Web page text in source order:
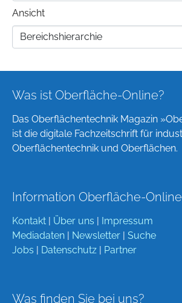
Ansicht
Was ist Oberfläche-Online?
Das Oberflächentechnik Magazin
ist die digitale Fachzeitschrift für
Oberflächentechnik und Oberflächen.
Information Oberfläche-Online
Kontakt Über uns
Impressum
Mediadaten
Newsletter
Suche
Jobs
Datenschutz Partner
Was finden Sie bei uns?